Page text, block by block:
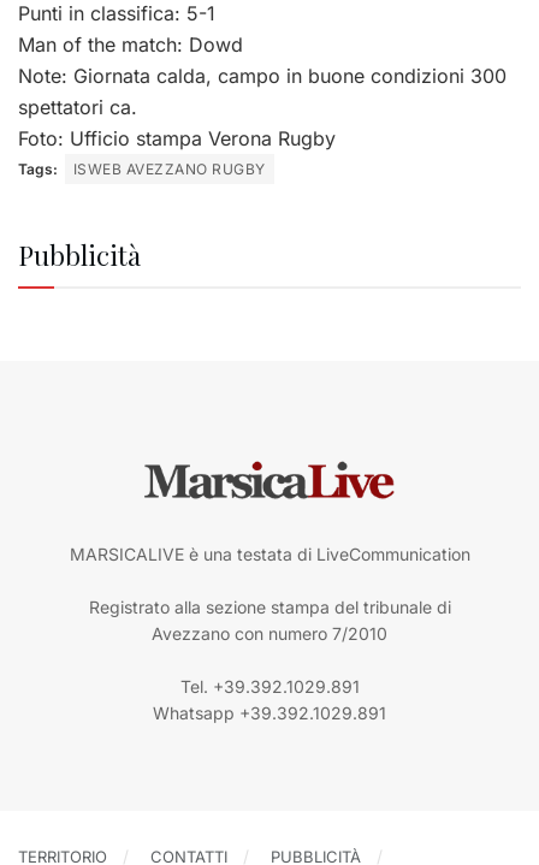
Punti in classifica: 5-1
Man of the match: Dowd
Note: Giornata calda, campo in buone condizioni 300
spettatori ca.
Foto: Ufficio stampa Verona Rugby
Tags: ISWEB AVEZZANO RUGBY
Pubblicità
MARSICALIVE è una testata di LiveCommunication
Registrato alla sezione stampa del tribunale di
Avezzano con numero 7/2010
Tel. +39.392.1029.891
Whatsapp +39.392.1029.891
TERRITORIO CONTATTI PUBBLICITÀ